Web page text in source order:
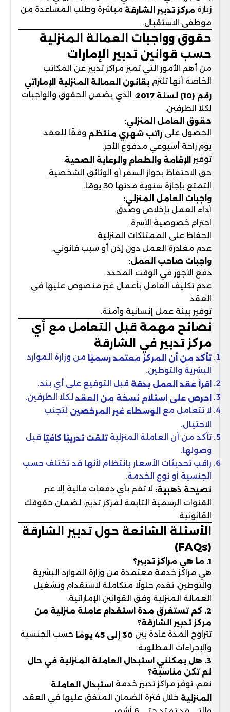
زيارة مركز تدبير الشارقة مباشرة وطلب المساعدة من
موظفي الاستقبال.
حقوق وواجبات العمالة المنزلية
حسب قوانين تدبير الإمارات
من أهم الأمور التي تميز مراكز تدبير عن المكاتب
الخاصة أنها تلتزم بقانون العمالة المنزلية الإماراتي
رقم (10) لسنة 2017
، الذي يضمن الحقوق والواجبات
لكلا الطرفين.
حقوق العامل المنزلي:
الحصول على راتب شهري منتظم وفقًا للعقد.
يوم راحة أسبوعي مدفوع الأجر.
توفير الإقامة والطعام والرعاية الصحية.
حق الاحتفاظ بجواز السفر أو الوثائق الشخصية.
التمتع بإجازة سنوية مدتها 30 يومًا.
واجبات العامل المنزلي:
أداء العمل بإخلاص وصدق.
احترام خصوصية الأسرة.
الحفاظ على الممتلكات المنزلية.
عدم مغادرة العمل دون إذن أو سبب قانوني.
واجبات صاحب العمل:
دفع الأجور في الوقت المحدد.
عدم تكليف العامل بأعمال غير منصوص عليها في
العقد.
توفير بيئة عمل إنسانية وآمنة.
نصائح مهمة قبل التعامل مع أي
مركز تدبير في الشارقة
تأكد من أن المركز معتمد رسميًا من وزارة الموارد
البشرية والتوطين.
اقرأ عقد العمل بدقة قبل التوقيع على أي بند.
احرص على استلام نسخة من العقد لكلا الطرفين.
لا تتعامل مع
الوسطاء غير المرخصين لتجنب
الاحتيال.
تأكد من أن العاملة المنزلية تلقت تدريبًا كافيًا قبل
وصولها.
راقب تحديثات الأسعار بانتظام لأنها قد تختلف حسب
الجنسية أو نوع الخدمة.
نصيحة ذهبية: لا تقم بأي دفعات مالية إلا عبر
القنوات الرسمية التابعة لمركز تدبير، لضمان حقوقك
القانونية.
الأسئلة الشائعة حول تدبير الشارقة
(FAQs)
1. ما هي مراكز تدبير؟
هي مراكز خدمة معتمدة من وزارة الموارد البشرية
والتوطين، تقدم حلولًا متكاملة لاستقدام وتشغيل
العمالة المنزلية وفق القوانين الإماراتية.
2. كم تستغرق مدة استقدام عاملة منزلية من
مركز تدبير الشارقة؟
تتراوح المدة عادة بين 30 إلى 45 يومًا
حسب الجنسية
والإجراءات المطلوبة.
3. هل يمكنني استبدال العاملة المنزلية في حال
لم تكن مناسبة؟
نعم، توفر مراكز تدبير خدمة استبدال العاملة
المنزلية خلال فترة الضمان المتفق عليها في العقد،